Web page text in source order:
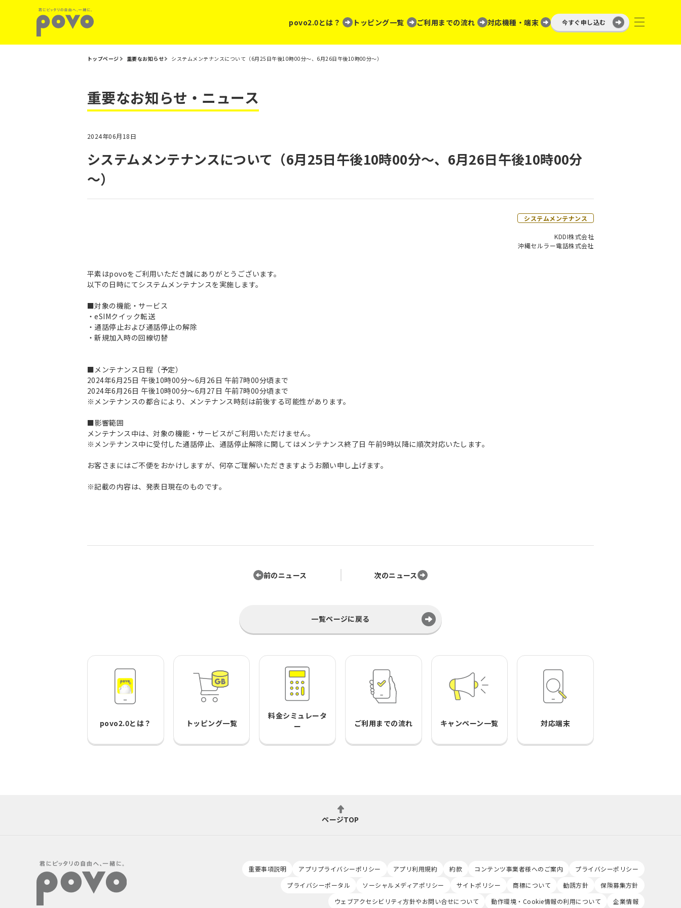
povo2.0とは？ トッピング一覧 ご利用までの流れ 対応機種・端末 今すぐ申し込む
トップページ 重要なお知らせ システムメンテナンスについて（6月25日午後10時00分～、6月26日午後10時00分～）
重要なお知らせ・ニュース
2024年06月18日
システムメンテナンスについて（6月25日午後10時00分～、6月26日午後10時00分
～）
システムメンテナンス
KDDI株式会社
沖縄セルラー電話株式会社
平素はpovoをご利用いただき誠にありがとうございます。
以下の日時にてシステムメンテナンスを実施します。
■対象の機能・サービス
・eSIMクイック転送
・通話停止および通話停止の解除
・新規加入時の回線切替
■メンテナンス日程（予定）
2024年6月25日 午後10時00分～6月26日 午前7時00分頃まで
2024年6月26日 午後10時00分～6月27日 午前7時00分頃まで
※メンテナンスの都合により、メンテナンス時刻は前後する可能性があります。
■影響範囲
メンテナンス中は、対象の機能・サービスがご利用いただけません。
※メンテナンス中に受付した通話停止、通話停止解除に関してはメンテナンス終了日 午前9時以降に順次対応いたします。
お客さまにはご不便をおかけしますが、何卒ご理解いただきますようお願い申し上げます。
※記載の内容は、発表日現在のものです。
前のニュース 次のニュース
一覧ページに戻る
povo2.0とは？ トッピング一覧
料金シミュレータ
ー
ご利用までの流れ キャンペーン一覧 対応端末
ページTOP
重要事項説明 アプリプライバシーポリシー アプリ利用規約 約款 コンテンツ事業者様へのご案内
プライバシーポリシー
プライバシーポータル
ソーシャルメディアポリシー サイトポリシー 商標について 勧誘方針
保険募集方針
ウェブアクセシビリティ方針やお問い合せについて
動作環境・Cookie情報の利用について 企業情報